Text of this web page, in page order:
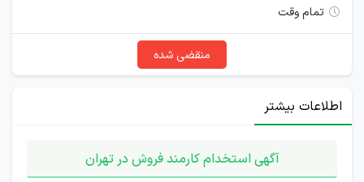
تمام وقت
منقضی شده
اطلاعات بیشتر
آگهی استخدام کارمند فروش در تهران